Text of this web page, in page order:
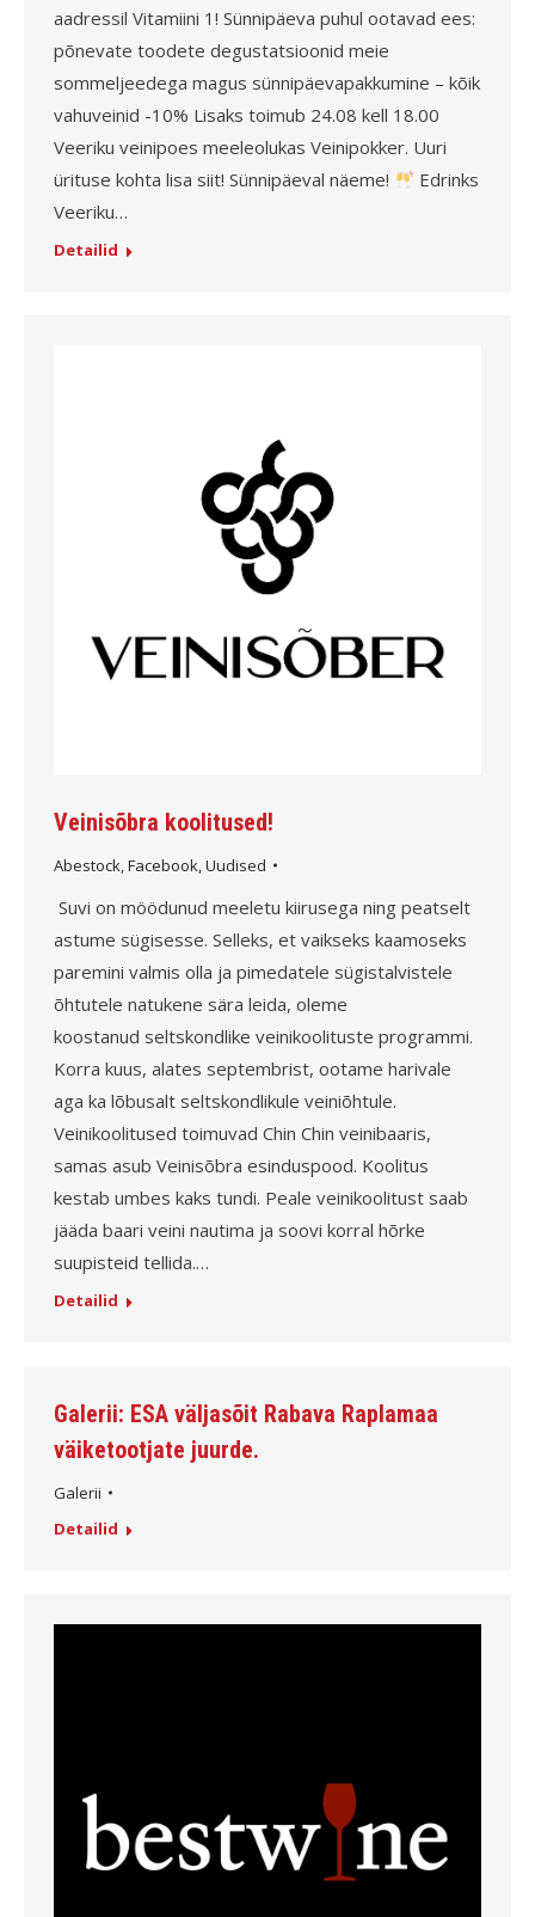
aadressil Vitamiini 1! Sünnipäeva puhul ootavad ees:
põnevate toodete degustatsioonid meie
sommeljeedega magus sünnipäevapakkumine – kõik
vahuveinid -10% Lisaks toimub 24.08 kell 18.00
Veeriku veinipoes meeleolukas Veinipokker. Uuri
ürituse kohta lisa siit! Sünnipäeval näeme!
Edrinks
Veeriku…
Detailid
Veinisõbra koolitused!
Abestock Facebook Uudised
Suvi on möödunud meeletu kiirusega ning peatselt
astume sügisesse. Selleks, et vaikseks kaamoseks
paremini valmis olla ja pimedatele sügistalvistele
õhtutele natukene sära leida, oleme
koostanud seltskondlike veinikoolituste programmi.
Korra kuus, alates septembrist, ootame harivale
aga ka lõbusalt seltskondlikule veiniõhtule.
Veinikoolitused toimuvad Chin Chin veinibaaris,
samas asub Veinisõbra esinduspood. Koolitus
kestab umbes kaks tundi. Peale veinikoolitust saab
jääda baari veini nautima ja soovi korral hõrke
suupisteid tellida.…
Detailid
Galerii: ESA väljasõit Rabava Raplamaa
väiketootjate juurde.
Galerii
Detailid